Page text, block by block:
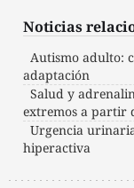
Noticias
Autismo adulto:
adaptación
Salud y
extremos a partir
Urgencia
hiperactiva